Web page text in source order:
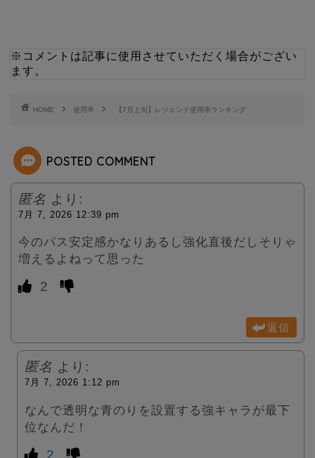
t
※コメントは記事に使用させていただく場合がござい
ます。
HOME 使用率 【7月上旬】レジェンド使用率ランキング
POSTED COMMENT
匿名 より:
7月 7, 2026 12:39 pm
今のパス安定感かなりあるし強化直後だしそりゃ
増えるよねって思った
2
返信
匿名 より:
7月 7, 2026 1:12 pm
なんで透明な青のりを設置する強キャラが最下
位なんだ！
2